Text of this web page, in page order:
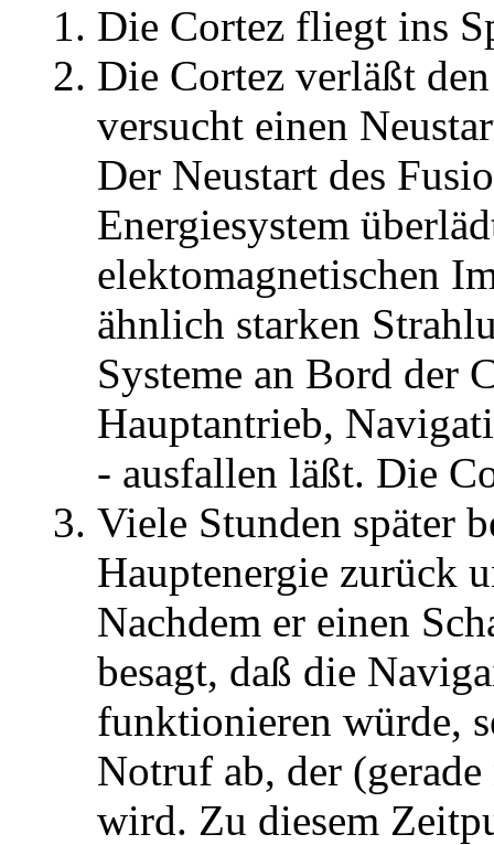
Die Cortez fliegt ins
Die Cortez verläßt
versucht einen
Der Neustart des
Energiesystem
elektomagnetischen
ähnlich starken
Systeme an Bord der
Hauptantrieb,
- ausfallen läßt. Die
Viele Stunden später
Hauptenergie zurück
Nachdem er einen
besagt, daß die
funktionieren würde,
Notruf ab, der
wird. Zu diesem